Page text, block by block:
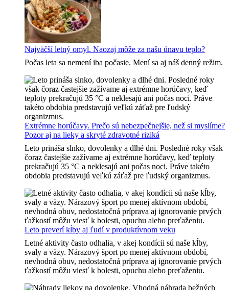
Najväčší letný omyl. Naozaj môže za našu únavu teplo?
Počas leta sa nemení iba počasie. Mení sa aj náš denný režim.
Extrémne horúčavy. Prečo sú nebezpečnejšie, než si myslíme?
Pozor aj na lieky a skryté zdravotné riziká
Leto prináša slnko, dovolenky a dlhé dni. Posledné roky však
čoraz častejšie zažívame aj extrémne horúčavy, keď teploty
prekračujú 35 °C a neklesajú ani počas noci. Práve takéto
obdobia predstavujú veľkú záťaž pre ľudský organizmus.
Leto preverí kĺby aj ľudí v produktívnom veku
Letné aktivity často odhalia, v akej kondícii sú naše kĺby,
svaly a väzy. Nárazový šport po menej aktívnom období,
nevhodná obuv, nedostatočná príprava aj ignorovanie prvých
ťažkostí môžu viesť k bolesti, opuchu alebo preťaženiu.